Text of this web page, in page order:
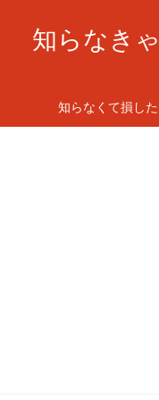
知らなき
知らなくて損し